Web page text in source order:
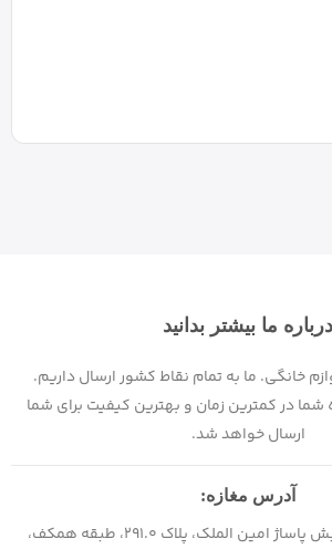
درباره ما بیشتر بدانید
خانگی. ما به تمام نقاط کشور ارسال داریم.
در کمترین زمان و بهترین کیفیت برای شما
ارسال خواهد شد.
آدرس مغازه:
بازار امامزاده حسن، نبش پاساژ امین الملک، پلاک 291.0، طبقه همکف،